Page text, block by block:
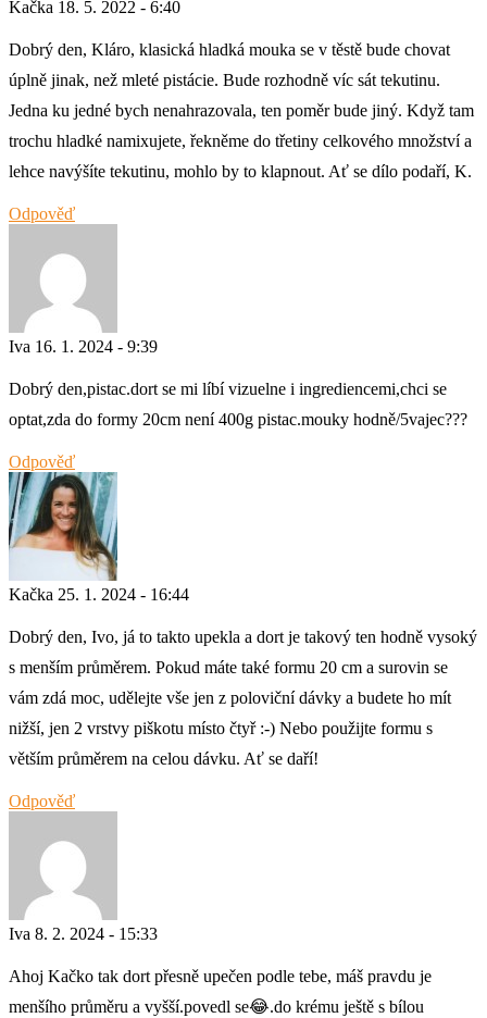
Kačka 18. 5. 2022 - 6:40
Dobrý den, Kláro, klasická hladká mouka se v těstě bude chovat
úplně jinak, než mleté pistácie. Bude rozhodně víc sát tekutinu.
Jedna ku jedné bych nenahrazovala, ten poměr bude jiný. Když tam
trochu hladké namixujete, řekněme do třetiny celkového množství a
lehce navýšíte tekutinu, mohlo by to klapnout. Ať se dílo podaří, K.
Odpověď
Iva 16. 1. 2024 - 9:39
Dobrý den,pistac.dort se mi líbí vizuelne i ingrediencemi,chci se
optat,zda do formy 20cm není 400g pistac.mouky hodně/5vajec???
Odpověď
Kačka 25. 1. 2024 - 16:44
Dobrý den, Ivo, já to takto upekla a dort je takový ten hodně vysoký
s menším průměrem. Pokud máte také formu 20 cm a surovin se
vám zdá moc, udělejte vše jen z poloviční dávky a budete ho mít
nižší, jen 2 vrstvy piškotu místo čtyř :-) Nebo použijte formu s
větším průměrem na celou dávku. Ať se daří!
Odpověď
Iva 8. 2. 2024 - 15:33
Ahoj Kačko tak dort přesně upečen podle tebe, máš pravdu je
menšího průměru a vyšší.povedl se😂.do krému ještě s bílou